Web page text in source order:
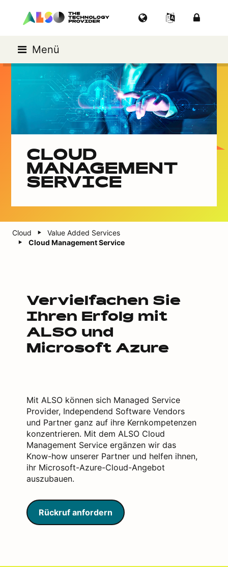
Menü
CLOUD
MANAGEMENT
SERVICE
Cloud
Value Added Services
Cloud Management Service
Vervielfachen Sie
Ihren Erfolg mit
ALSO und
Microsoft Azure
Mit ALSO können sich Managed Service
Provider, Independend Software Vendors
und Partner ganz auf ihre Kernkompetenzen
konzentrieren. Mit dem ALSO Cloud
Management Service ergänzen wir das
Know-how unserer Partner und helfen ihnen,
ihr Microsoft-Azure-Cloud-Angebot
auszubauen.
Rückruf anfordern